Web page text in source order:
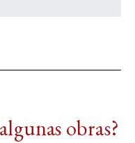
obras?